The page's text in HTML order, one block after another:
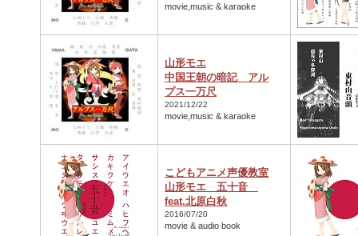
movie,music & karaoke
山形モエ
中国王朝の暗記 アル
プス一万尺
2021/12/22
movie,music & karaoke
こどもアニメ声優教室
山形モエ 五十音
feat.北原白秋
2016/07/20
movie & audio book